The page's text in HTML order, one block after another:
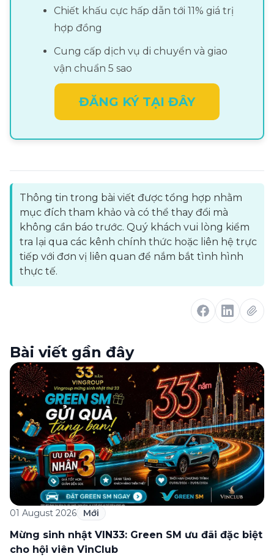
Chiết khấu cực hấp dẫn tới 11% giá trị
hợp đồng
Cung cấp dịch vụ di chuyển và giao
vận chuẩn 5 sao
ĐĂNG KÝ TẠI ĐÂY
Thông tin trong bài viết được tổng hợp nhằm
mục đích tham khảo và có thể thay đổi mà
không cần báo trước. Quý khách vui lòng kiểm
tra lại qua các kênh chính thức hoặc liên hệ trực
tiếp với đơn vị liên quan để nắm bắt tình hình
thực tế.
Bài viết gần đây
01 August 2026 Mới
Mừng sinh nhật VIN33: Green SM ưu đãi đặc biệt
cho hội viên VinClub